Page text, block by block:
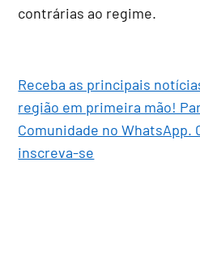
contrárias ao regime.
Receba as principais
região em primeira mão!
Comunidade no WhatsApp.
inscreva-se